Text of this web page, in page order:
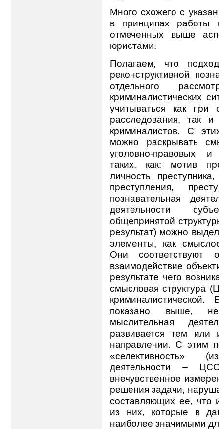
Много схожего с
в принципах работы
отмеченных выше
юристами.
Полагаем, что
реконструктивной
отдельного
криминалистических
учитываться как при
расследования, так
криминалистов. С
можно раскрывать
уголовно-правовых и
таких, как: мотив
личность
преступления,
познавательная
деятельности
общепринятой
результат) можно
элементы, как
Они соответствуют
взаимодействие
результате чего
смысловая структура
показано выше,
мыслительная
развивается тем
направлении. С этим
«селективность»
деятельности –
внечувственное
решения задачи,
составляющих ее, что
из них, которые в
наиболее значимыми